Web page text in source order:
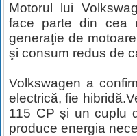
Motorul lui
face parte din cea
generaţie de
şi consum redus de
Volkswagen a
electrică, fie
115 CP şi un cuplu
produce energia